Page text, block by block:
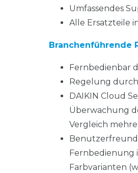
Umfassendes
Alle Ersatzteile
Branchenführende
Fernbedienbar
Regelung
DAIKIN Cloud
Überwachung
Vergleich
Fernbedienung
Farbvarianten